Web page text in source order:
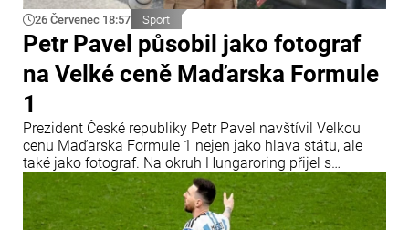
26 Červenec 18:57 Sport
Petr Pavel působil jako fotograf
na Velké ceně Maďarska Formule
1
Prezident České republiky Petr Pavel navštívil Velkou
cenu Maďarska Formule 1 nejen jako hlava státu, ale
také jako fotograf. Na okruh Hungaroring přijel s
profesionální fotografickou technikou a oficiální
akreditací Mezinárodní automobilové federace (FIA).